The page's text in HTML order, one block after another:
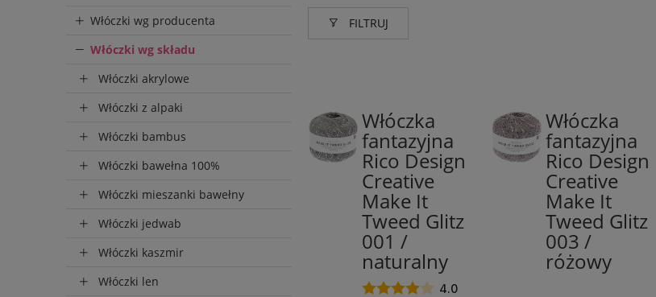
Włóczki wg producenta
Włóczki wg składu
Włóczki akrylowe
Włóczki z alpaki
Włóczki bambus
Włóczki bawełna 100%
Włóczki mieszanki bawełny
Włóczki jedwab
Włóczki kaszmir
Włóczki len
FILTRUJ
wiskoza (5)
do 72 godz. + dostawa (8)
Cena
od
Włóczka
fantazyjna
Rico Design
Creative
Make It
Tweed Glitz
001 /
naturalny
wiskoza,
4.0
Włóczka
fantazyjna
Rico Design
Creative
Make It
Tweed Glitz
003 /
różowy